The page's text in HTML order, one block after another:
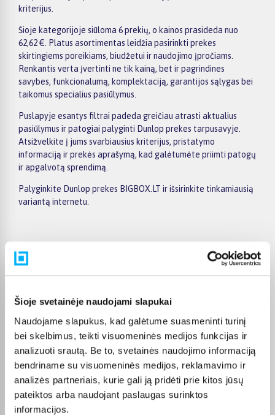
Šioje svetainėje naudojami slapukai
Naudojame slapukus, kad galėtume suasmeninti turinį
bei skelbimus, teikti visuomeninės medijos funkcijas ir
analizuoti srautą. Be to, svetainės naudojimo informaciją
bendriname su visuomeninės medijos, reklamavimo ir
analizės partneriais, kurie gali ją pridėti prie kitos jūsų
pateiktos arba naudojant paslaugas surinktos
informacijos.
kriterijus.
Šioje kategorijoje siūloma 6 prekių, o kainos prasideda nuo
62,62 €. Platus asortimentas leidžia pasirinkti prekes
skirtingiems poreikiams, biudžetui ir naudojimo įpročiams.
Renkantis verta įvertinti ne tik kainą, bet ir pagrindines
savybes, funkcionalumą, komplektaciją, garantijos sąlygas bei
taikomus specialius pasiūlymus.
Puslapyje esantys filtrai padeda greičiau atrasti aktualius
pasiūlymus ir patogiai palyginti Dunlop prekes tarpusavyje.
Atsižvelkite į jums svarbiausius kriterijus, pristatymo
informaciją ir prekės aprašymą, kad galėtumėte priimti patogų
ir apgalvotą sprendimą.
Palyginkite Dunlop prekes BIGBOX.LT ir išsirinkite tinkamiausią
variantą internetu.
Pirkėjų atsiliepimai apie prekes
Patvirtintas pirkėjas
Pirktas žmonai. Labai džiaugiasi jį turėdama, daug sportuoja, tai
padeda siekti ...
Vaidotas J.
Patvirtintas pirkėjas